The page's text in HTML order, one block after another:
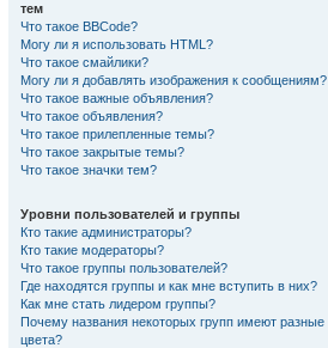
тем
Что такое BBCode?
Могу ли я использовать HTML?
Что такое смайлики?
Могу ли я добавлять изображения к сообщениям?
Что такое важные объявления?
Что такое объявления?
Что такое прилепленные темы?
Что такое закрытые темы?
Что такое значки тем?
Уровни пользователей и группы
Кто такие администраторы?
Кто такие модераторы?
Что такое группы пользователей?
Где находятся группы и как мне вступить в них?
Как мне стать лидером группы?
Почему названия некоторых групп имеют разные
цвета?